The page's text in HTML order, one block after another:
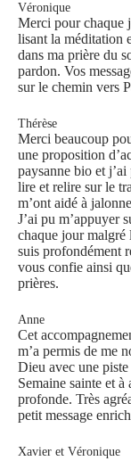
Véronique
Merci pour chaque
lisant la méditation
dans ma prière du
pardon. Vos
sur le chemin vers
Thérèse
Merci beaucoup
une proposition
paysanne bio et
lire et relire sur le
m’ont aidé à
J’ai pu m’appuyer
chaque jour malgré
suis profondément
vous confie ainsi
prières.
Anne
Cet
m’a permis de me
Dieu avec une
Semaine sainte et
profonde. Très
petit message
Xavier et Véronique